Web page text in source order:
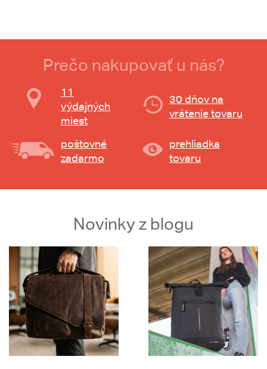
Prečo nakupovať u nás?
11
výdajných
miest
30 dňov na
vrátenie tovaru
poštovné
zadarmo
prehliadka
tovaru
Novinky z blogu